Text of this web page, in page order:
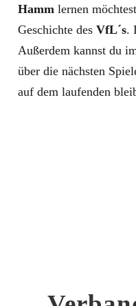
Hamm lernen
Geschichte des VfL´s.
Außerdem kannst du
über die nächsten
auf dem laufenden